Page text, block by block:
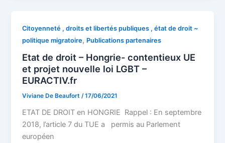
Citoyenneté , droits et libertés publiques , état de droit ~
politique migratoire, Publications partenaires
Etat de droit – Hongrie- contentieux UE
et projet nouvelle loi LGBT –
EURACTIV.fr
Viviane De Beaufort/17/06/2021
ETAT DE DROIT en HONGRIE Rappel : En septembre
2018, l’article 7 du TUE a permis au Parlement
européen